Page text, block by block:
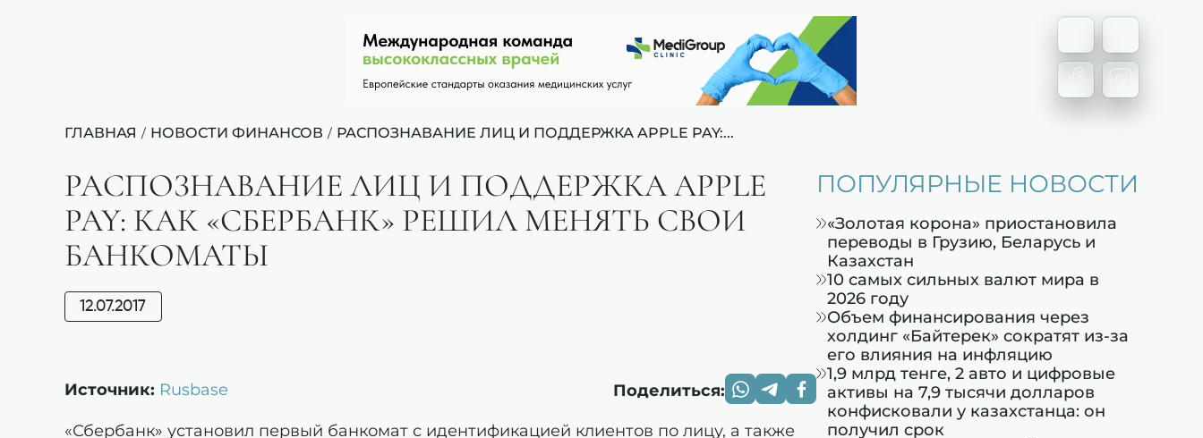
ГЛАВНАЯ / НОВОСТИ ФИНАНСОВ / РАСПОЗНАВАНИЕ ЛИЦ И ПОДДЕРЖКА APPLE PAY:...
РАСПОЗНАВАНИЕ ЛИЦ И ПОДДЕРЖКА APPLE
PAY: КАК «СБЕРБАНК» РЕШИЛ МЕНЯТЬ СВОИ
БАНКОМАТЫ
12.07.2017
Источник: Rusbase Поделиться:
«Сбербанк» установил первый банкомат с идентификацией клиентов по лицу, а также
ПОПУЛЯРНЫЕ НОВОСТИ
«Золотая корона» приостановила
переводы в Грузию, Беларусь и
Казахстан
10 самых сильных валют мира в
2026 году
Объем финансирования через
холдинг «Байтерек» сократят из-за
его влияния на инфляцию
1,9 млрд тенге, 2 авто и цифровые
активы на 7,9 тысячи долларов
конфисковали у казахстанца: он
получил срок